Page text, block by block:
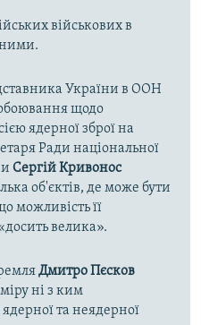
військових в
України в ООН
щодо
ядерної зброї на
Ради національної
Сергій Кривонос
об'єктів, де може бути
можливість її
велика».
Дмитро Пєсков
ні з ким
та неядерної